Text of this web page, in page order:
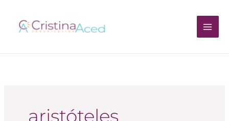
contenido
aristóteles